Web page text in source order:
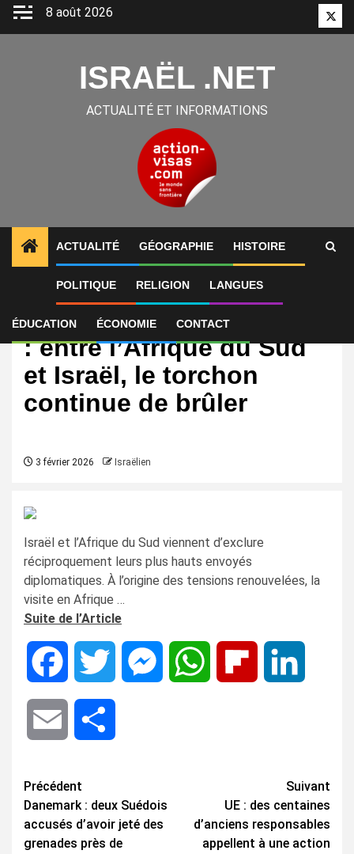
Aller
8 août 2026
ISRAËL .NET
ACTUALITÉ ET INFORMATIONS
ACTUALITÉ GÉOGRAPHIE HISTOIRE
POLITIQUE RELIGION LANGUES
ÉDUCATION ÉCONOMIE CONTACT
International
Expulsion de diplomates
: entre l’Afrique du Sud
et Israël, le torchon
continue de brûler
3 février 2026 Israëlien
Israël et l’Afrique du Sud viennent d’exclure
réciproquement leurs plus hauts envoyés
diplomatiques. À l’origine des tensions renouvelées, la
visite en Afrique …
Suite de l’Article
Facebook Twitter MessengerWhatsApp Flipboard
Email
Navigation
d’article
Précédent
Danemark : deux Suédois
accusés d’avoir jeté des
grenades près de
Suivant
UE : des centaines
d’anciens responsables
appellent à une action